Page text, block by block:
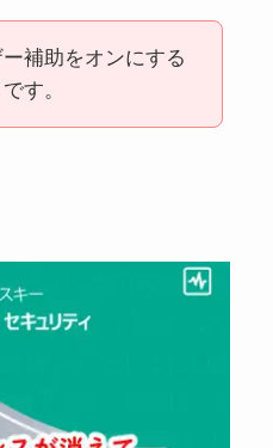
補助をオンにする
す。